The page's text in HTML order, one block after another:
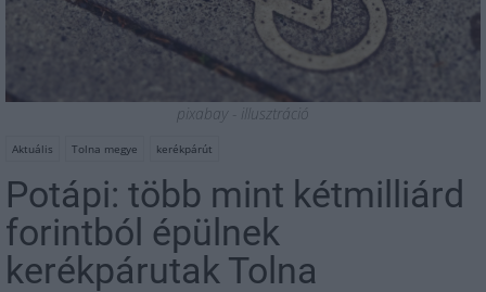
pixabay - illusztráció
Aktuális Tolna megye kerékpárút
Potápi: több mint kétmilliárd
forintból épülnek
kerékpárutak Tolna